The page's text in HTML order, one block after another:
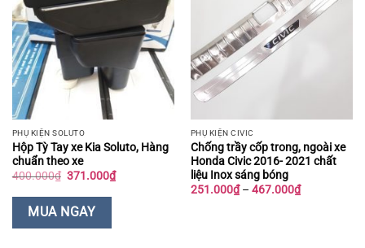
PHỤ KIỆN SOLUTO
Hộp Tỳ Tay xe Kia Soluto, Hàng
chuẩn theo xe
400.000₫ Giá
là:
400.000₫.
371.000₫Giá
hiện
MUA NGAY
PHỤ KIỆN CIVIC
Chống trầy cốp trong, ngoài xe
Honda Civic 2016- 2021 chất
liệu Inox sáng bóng
251.000₫ – 467.000₫Khoảng
giá: